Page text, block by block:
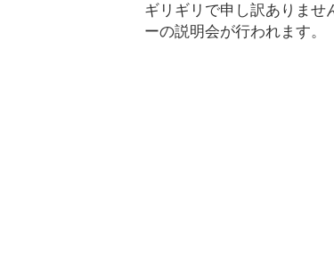
ギリギリで申し訳ありませ
ーの説明会が行われます。